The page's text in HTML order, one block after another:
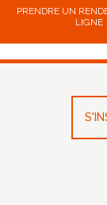
PRENDRE UN
LIGNE